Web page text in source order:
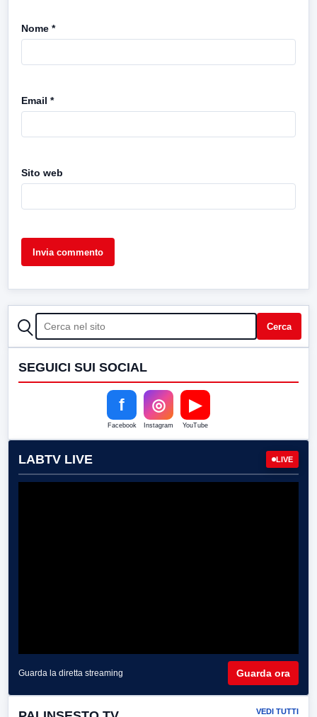
Nome *
Email *
Sito web
CERCA Cerca
SEGUICI SUI SOCIAL
f
Facebook
◎
Instagram
▶
YouTube
LABTV LIVE LIVE
Guarda la diretta streaming Guarda ora
VEDI TUTTI